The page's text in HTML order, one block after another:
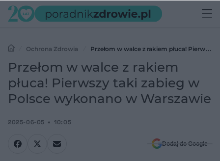
Ochrona Zdrowia
Przełom w walce z rakiem płuca! Pierwszy
taki zabieg w Polsce wykonano w Warszawie
Przełom w walce z rakiem
płuca! Pierwszy taki zabieg w
Polsce wykonano w Warszawie
2025-06-05 10:05
Dodaj do Google